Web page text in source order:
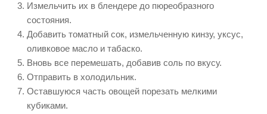
Измельчить их в блендере до пюреобразного
состояния.
Добавить томатный сок, измельченную кинзу, уксус,
оливковое масло и табаско.
Вновь все перемешать, добавив соль по вкусу.
Отправить в холодильник.
Оставшуюся часть овощей порезать мелкими
кубиками.